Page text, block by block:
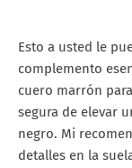
Esto a usted le
complemento
cuero marrón
segura de elevar
negro. Mi
detalles en la